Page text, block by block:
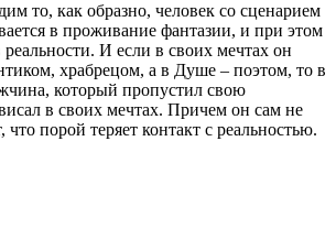
то, как образно, человек со сценарием
в проживание фантазии, и при этом
И если в своих мечтах он
храбрецом, а в Душе – поэтом, то в
который пропустил свою
в своих мечтах. Причем он сам не
что порой теряет контакт с реальностью.